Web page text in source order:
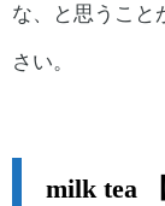
な、と思うこと
さい。
milk tea